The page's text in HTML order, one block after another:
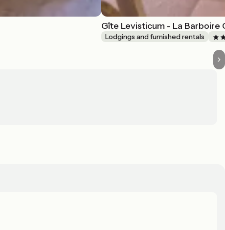
Gîte Levisticum - La Barboire
Lodgings and furnished rentals